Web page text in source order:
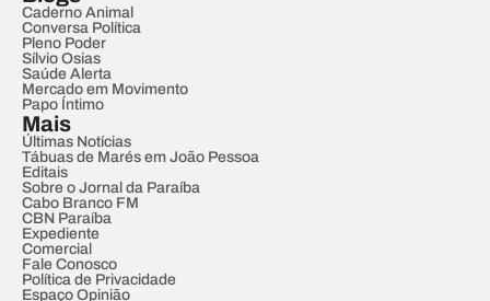
Caderno Animal
Conversa Política
Pleno Poder
Sílvio Osias
Saúde Alerta
Mercado em Movimento
Papo Íntimo
Mais
Últimas Notícias
Tábuas de Marés em João Pessoa
Editais
Sobre o Jornal da Paraíba
Cabo Branco FM
CBN Paraíba
Expediente
Comercial
Fale Conosco
Política de Privacidade
Espaço Opinião